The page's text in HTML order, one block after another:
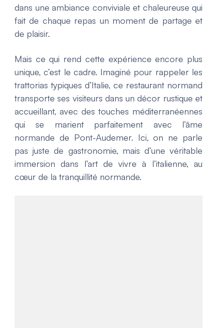
dans une ambiance conviviale et chaleureuse qui
fait de chaque repas un moment de partage et
de plaisir.
Mais ce qui rend cette expérience encore plus
unique, c’est le cadre. Imaginé pour rappeler les
trattorias typiques d’Italie, ce restaurant normand
transporte ses visiteurs dans un décor rustique et
accueillant, avec des touches méditerranéennes
qui se marient parfaitement avec l’âme
normande de Pont-Audemer. Ici, on ne parle
pas juste de gastronomie, mais d’une véritable
immersion dans l’art de vivre à l’italienne, au
cœur de la tranquillité normande.